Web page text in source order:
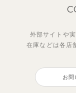
ショルダートップ
外部サイトや
在庫などは各店
お問